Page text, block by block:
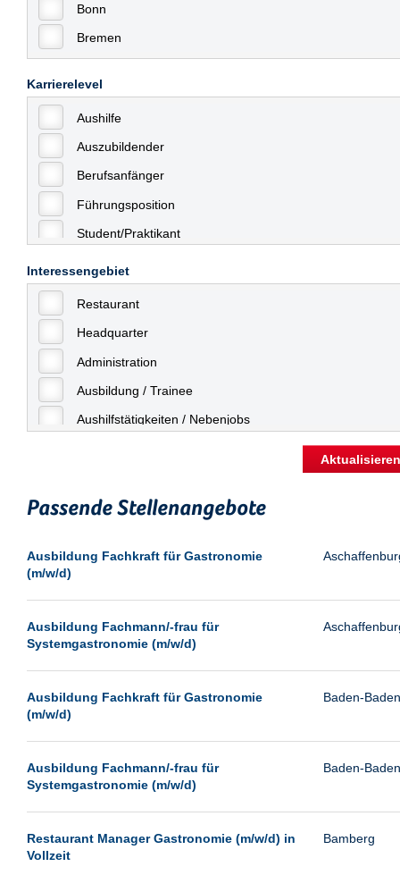
Bonn
Bremen
Celle
Chemnitz
Dessau
Dresden
Düsseldorf
Erfurt
Essen
Frankfurt
Frankfurt am Main
Freiburg
Fulda
Göppingen
Hamburg
Heilbronn
Ingolstadt
Kassel
Laatzen
Leipzig
Leverkusen
Magdeburg
Karrierelevel
Aushilfe
Auszubildender
Berufsanfänger
Führungsposition
Student/Praktikant
Interessengebiet
Restaurant
Headquarter
Administration
Ausbildung / Trainee
Aushilfstätigkeiten / Nebenjobs
Sonstiges
Passende Stellenangebote
Ausbildung Fachkraft für Gastronomie
(m/w/d)
Ausbildung Fachmann/-frau für
Systemgastronomie (m/w/d)
Ausbildung Fachkraft für Gastronomie
(m/w/d)
Baden-Baden
Ausbildung Fachmann/-frau für
Systemgastronomie (m/w/d)
Baden-Baden
Restaurant Manager Gastronomie (m/w/d) in
Vollzeit
Bamberg